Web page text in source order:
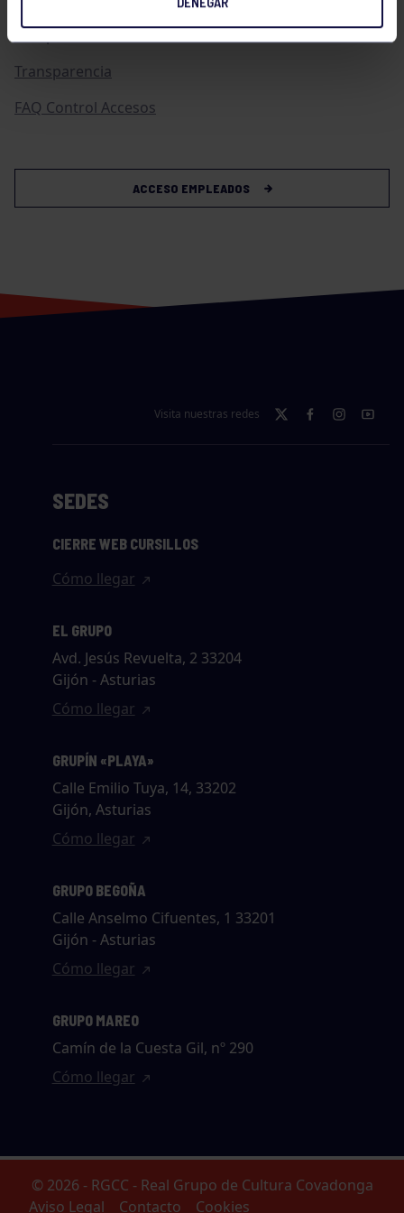
Compras
Transparencia
FAQ Control Accesos
ACCESO EMPLEADOS
Visita nuestras redes
SEDES
CIERRE WEB CURSILLOS
Cómo llegar
EL GRUPO
Avd. Jesús Revuelta, 2 33204
Gijón - Asturias
Cómo llegar
GRUPÍN «PLAYA»
Calle Emilio Tuya, 14, 33202
Gijón, Asturias
Cómo llegar
GRUPO BEGOÑA
Calle Anselmo Cifuentes, 1 33201
Gijón - Asturias
Cómo llegar
GRUPO MAREO
Camín de la Cuesta Gil, nº 290
Cómo llegar
© 2026 - RGCC - Real Grupo de Cultura Covadonga
Aviso Legal
Contacto Cookies